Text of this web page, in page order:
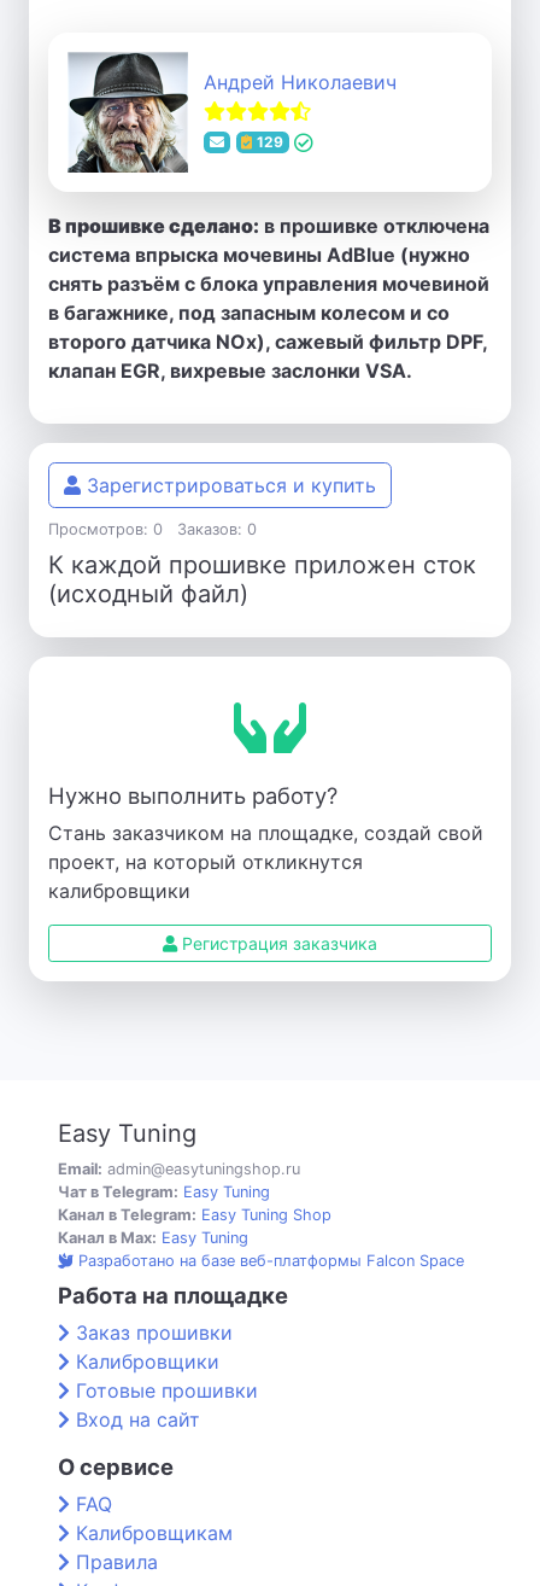
Андрей Николаевич
129
В прошивке сделано: в прошивке отключена
система впрыска мочевины AdBlue (нужно
снять разъём с блока управления мочевиной
в багажнике, под запасным колесом и со
второго датчика NOx), сажевый фильтр DPF,
клапан EGR, вихревые заслонки VSA.
Зарегистрироваться и купить
Просмотров: 0 Заказов: 0
К каждой прошивке приложен сток
(исходный файл)
Нужно выполнить работу?
Стань заказчиком на площадке, создай свой
проект, на который откликнутся
калибровщики
Регистрация заказчика
Easy Tuning
Email: admin@easytuningshop.ru
Чат в Telegram: Easy Tuning
Канал в Telegram: Easy Tuning Shop
Канал в Max: Easy Tuning
Разработано на базе веб-платформы Falcon Space
Работа на площадке
Заказ прошивки
Калибровщики
Готовые прошивки
Вход на сайт
О сервисе
FAQ
Калибровщикам
Правила